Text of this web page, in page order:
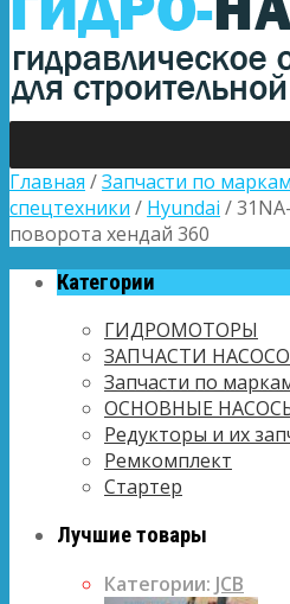
Главная /Запчасти по маркам
спецтехники / Hyundai /
поворота хендай 360
Категории
ГИДРОМОТОРЫ
ЗАПЧАСТИ
Запчасти по
ОСНОВНЫЕ
Редукторы и их
Ремкомплект
Стартер
Лучшие товары
Категории: JCB